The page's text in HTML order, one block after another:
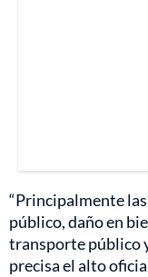
“Principalmente
público, daño en
transporte público
precisa el alto